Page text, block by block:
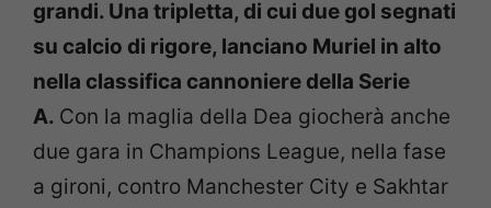
grandi. Una tripletta, di cui due gol segnati
su calcio di rigore, lanciano Muriel in alto
nella classifica cannoniere della Serie
A. Con la maglia della Dea giocherà anche
due gara in Champions League, nella fase
a gironi, contro Manchester City e Sakhtar